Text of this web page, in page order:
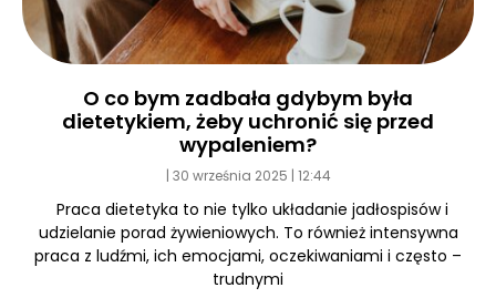
O co bym zadbała gdybym była
dietetykiem, żeby uchronić się przed
wypaleniem?
30 września 2025 12:44
Praca dietetyka to nie tylko układanie jadłospisów i
udzielanie porad żywieniowych. To również intensywna
praca z ludźmi, ich emocjami, oczekiwaniami i często –
trudnymi